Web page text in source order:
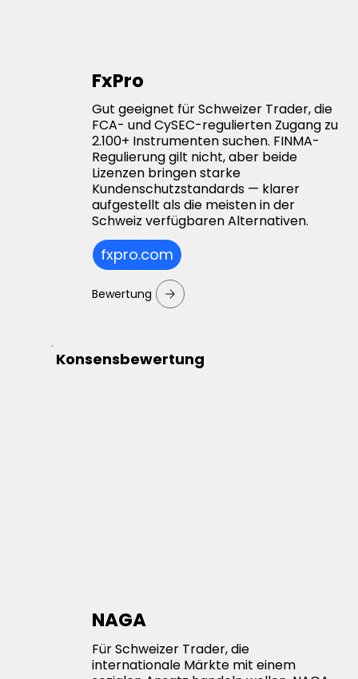
FxPro
Gut geeignet für Schweizer Trader, die
FCA- und CySEC-regulierten Zugang zu
2.100+ Instrumenten suchen. FINMA-
Regulierung gilt nicht, aber beide
Lizenzen bringen starke
Kundenschutzstandards — klarer
aufgestellt als die meisten in der
Schweiz verfügbaren Alternativen.
fxpro.com
Bewertung
Konsensbewertung
NAGA
Für Schweizer Trader, die
internationale Märkte mit einem